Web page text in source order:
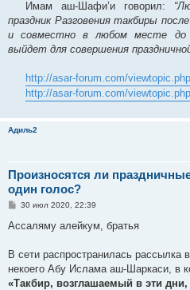
Имам аш-Шафи’и говорил:
праздник Разговения такбиры
и совместно в любом месте до
выйдет для совершения
http://asar-forum.com/
http://asar-forum.com/
Адиль2
Произносятся ли
один голос?
С
о
е
и
е
30 июл 2020, 22:39
Ассаляму алейкум, братья
В сети распространилась рассылка
некоего Абу Ислама аш-Шаркаси, в
«Такбир, возглашаемый в эти